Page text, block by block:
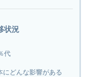
状況
代
にどんな影響がある